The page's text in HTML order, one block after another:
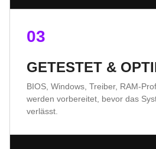
03
GETESTET &
BIOS, Windows, Treiber, RAM-
werden vorbereitet, bevor das
verlässt.